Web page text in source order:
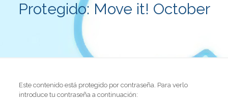
Protegido: Move it! October
Este contenido está protegido por contraseña. Para verlo
introduce tu contraseña a continuación: